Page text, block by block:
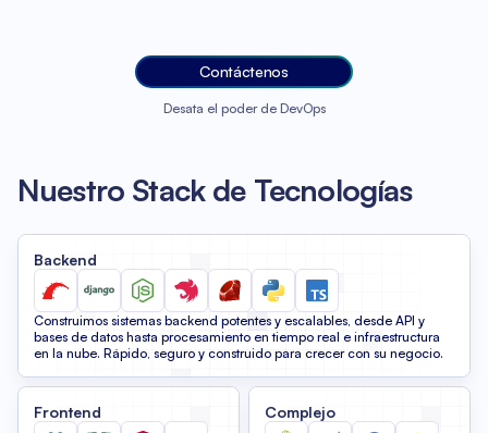
Contáctenos
Desata el poder de DevOps
Nuestro Stack de Tecnologías
Backend
Construimos sistemas backend potentes y escalables, desde API y
bases de datos hasta procesamiento en tiempo real e infraestructura
en la nube. Rápido, seguro y construido para crecer con su negocio.
Frontend Complejo